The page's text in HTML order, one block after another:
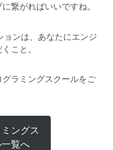
繋がればいいですね。
ョンは、あなたにエンジ
こと。
ラミングスクールをご
ングス
覧へ